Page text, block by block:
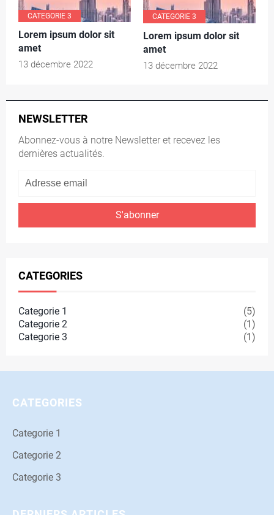
CATEGORIE 3
Lorem ipsum dolor sit
amet
13 décembre 2022
CATEGORIE 3
Lorem ipsum dolor sit
amet
13 décembre 2022
NEWSLETTER
Abonnez-vous à notre Newsletter et recevez les
dernières actualités.
S'abonner
CATEGORIES
Categorie 1
Categorie 2
Categorie 3
(5)
(1)
(1)
CATEGORIES
Categorie 1
Categorie 2
Categorie 3